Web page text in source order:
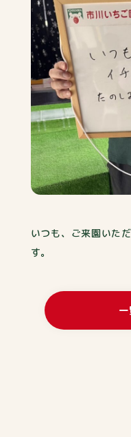
いつも、ご来園いた
す。